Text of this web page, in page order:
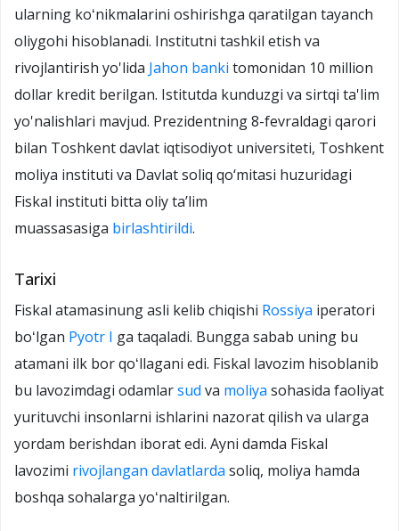
ularning koʻnikmalarini oshirishga qaratilgan tayanch
oliygohi hisoblanadi. Institutni tashkil etish va
rivojlantirish yo'lida Jahon banki tomonidan 10 million
dollar kredit berilgan. Istitutda kunduzgi va sirtqi ta'lim
yo'nalishlari mavjud. Prezidentning 8-fevraldagi qarori
bilan Toshkent davlat iqtisodiyot universiteti, Toshkent
moliya instituti va Davlat soliq qo‘mitasi huzuridagi
Fiskal instituti bitta oliy ta’lim
muassasasiga birlashtirildi.
Tarixi
Fiskal atamasinung asli kelib chiqishi Rossiya iperatori
boʻlgan Pyotr I ga taqaladi. Bungga sabab uning bu
atamani ilk bor qoʻllagani edi. Fiskal lavozim hisoblanib
bu lavozimdagi odamlarsud va moliya sohasida faoliyat
yurituvchi insonlarni ishlarini nazorat qilish va ularga
yordam berishdan iborat edi. Ayni damda Fiskal
lavozimi rivojlangan davlatlarda soliq, moliya hamda
boshqa sohalarga yoʻnaltirilgan.